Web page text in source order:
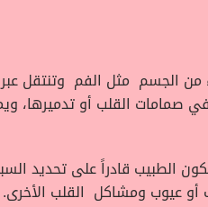
من الجسم مثل الفم وتنتقل
صمامات القلب أو تدميرها،
الطبيب قادراً على تحديد
أو عيوب ومشاكل القلب الأخرى.